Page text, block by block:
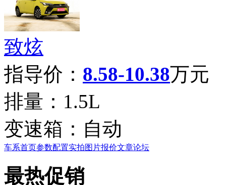
致炫
指导价： 8.58-10.38万元
排量： 1.5L
变速箱： 自动
车系首页参数配置实拍图片报价文章论坛
最热促销